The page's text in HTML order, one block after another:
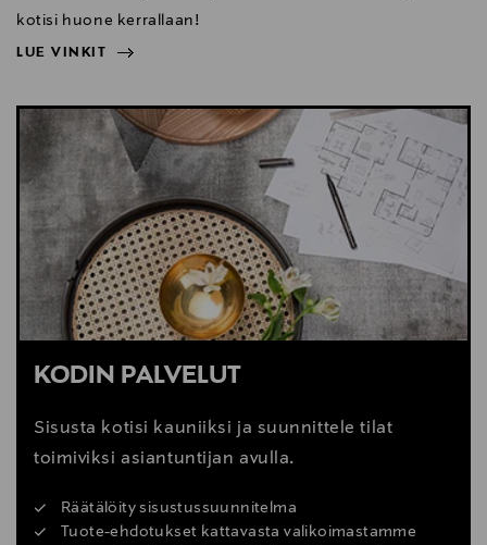
kotisi huone kerrallaan!
LUE VINKIT
LUE VINKIT
KODIN PALVELUT
Sisusta kotisi kauniiksi ja suunnittele tilat
toimiviksi asiantuntijan avulla.
Räätälöity sisustussuunnitelma
Tuote-ehdotukset kattavasta valikoimastamme